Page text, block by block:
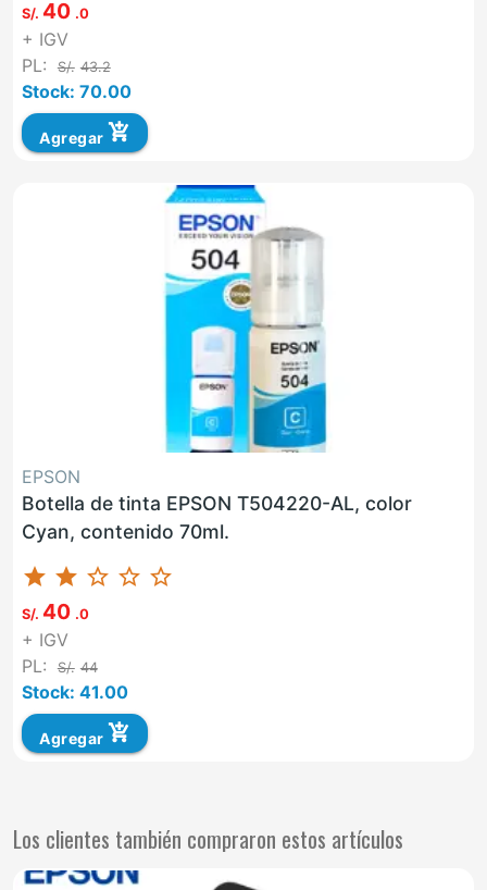
S/. 40 .0
+ IGV
PL:
S/. 43.2
Stock: 70.00
Agregar add_shopping_cart
EPSON
Botella de tinta EPSON T504220-AL, color
Cyan, contenido 70ml.
star star star_border star_border star_border
S/. 40 .0
+ IGV
PL:
S/. 44
Stock: 41.00
Agregar add_shopping_cart
Los clientes también compraron estos artículos